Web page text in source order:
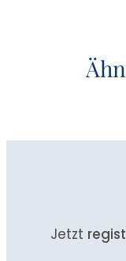
Jetzt